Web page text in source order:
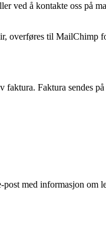
ved å kontakte oss på
overføres til MailChimp
Faktura sendes
med informasjon om